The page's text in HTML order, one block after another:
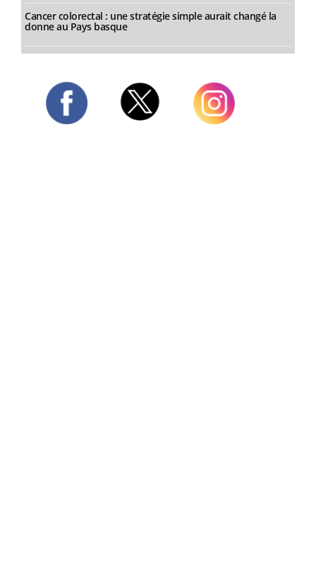
Cancer colorectal : une stratégie simple aurait changé la
donne au Pays basque